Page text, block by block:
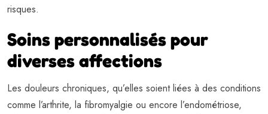
risques.
Soins personnalisés pour
diverses affections
Les douleurs chroniques, qu’elles soient liées à des conditions
comme l’arthrite, la fibromyalgie ou encore l’endométriose,